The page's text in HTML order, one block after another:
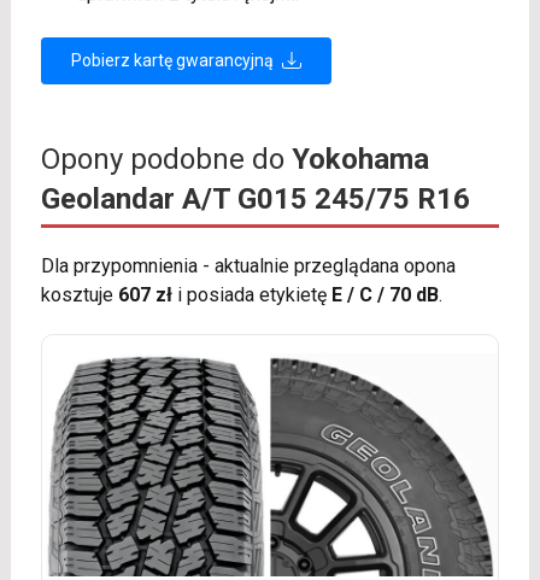
Pobierz kartę gwarancyjną
Opony podobne do Yokohama
Geolandar A/T G015 245/75 R16
Dla przypomnienia - aktualnie przeglądana opona
kosztuje 607 złi posiada etykietę E / C / 70 dB.